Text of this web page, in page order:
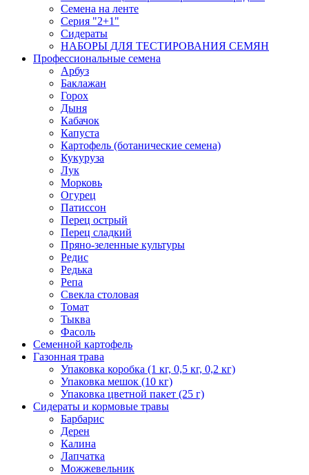
Семена на ленте
Серия "2+1"
Сидераты
НАБОРЫ ДЛЯ ТЕСТИРОВАНИЯ СЕМЯН
Профессиональные семена
Арбуз
Баклажан
Горох
Дыня
Кабачок
Капуста
Картофель (ботанические семена)
Кукуруза
Лук
Морковь
Огурец
Патиссон
Перец острый
Перец сладкий
Пряно-зеленные культуры
Редис
Редька
Репа
Свекла столовая
Томат
Тыква
Фасоль
Семенной картофель
Газонная трава
Упаковка коробка (1 кг, 0,5 кг, 0,2 кг)
Упаковка мешок (10 кг)
Упаковка цветной пакет (25 г)
Сидераты и кормовые травы
Барбарис
Дерен
Калина
Лапчатка
Можжевельник